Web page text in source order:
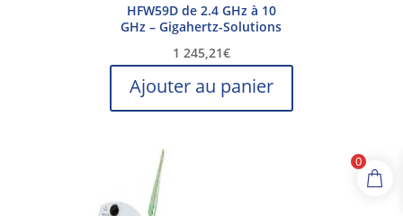
HFW59D de 2.4 GHz à 10
GHz – Gigahertz-Solutions
1 245,21€
Ajouter au panier
0